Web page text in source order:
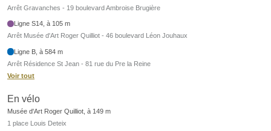
Arrêt Gravanches - 19 boulevard Ambroise Brugière
Ligne S14, à 105 m
Arrêt Musée d'Art Roger Quilliot - 46 boulevard Léon Jouhaux
Ligne B, à 584 m
Arrêt Résidence St Jean - 81 rue du Pre la Reine
Voir tout
En vélo
Musée d'Art Roger Quilliot, à 149 m
1 place Louis Deteix